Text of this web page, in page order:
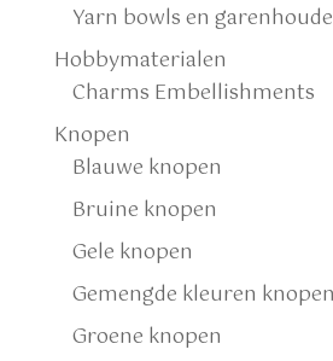
Yarn bowls en
Hobbymaterialen
Charms Embellishments
Knopen
Blauwe knopen
Bruine knopen
Gele knopen
Gemengde kleuren knopen
Groene knopen